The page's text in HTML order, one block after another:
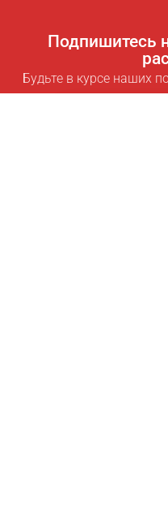
Подпишитесь
Будьте в курсе наших